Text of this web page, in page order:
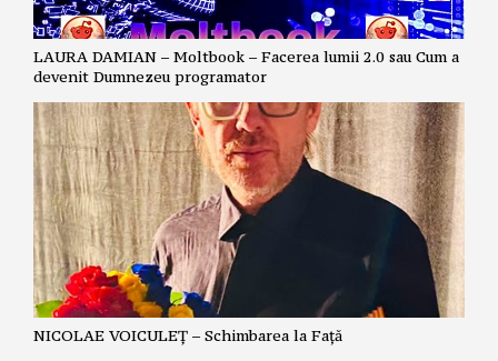
LAURA DAMIAN – Moltbook – Facerea lumii 2.0 sau Cum a
devenit Dumnezeu programator
NICOLAE VOICULEȚ – Schimbarea la Față